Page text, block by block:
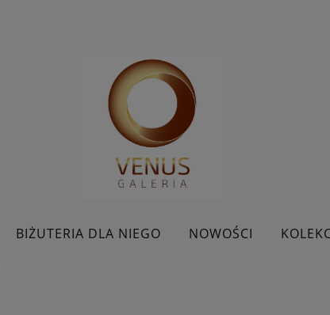
BIŻUTERIA DLA NIEGO NOWOŚCI